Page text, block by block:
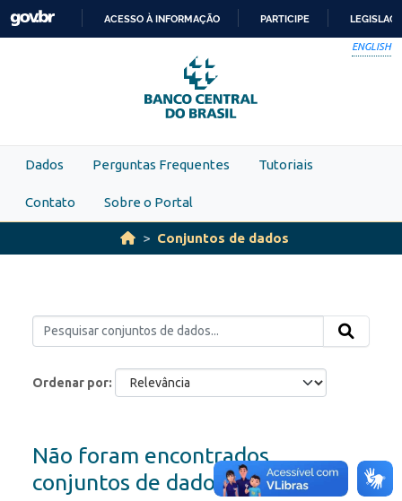
Skip to main content
PARA
O
CONTEÚDO
ACESSO À INFORMAÇÃO PARTICIPE
ENGLISH
Dados Perguntas Frequentes Tutoriais
Contato Sobre o Portal
Conjuntos de dados
Ordenar por
Não foram encontrados
conjuntos de dados